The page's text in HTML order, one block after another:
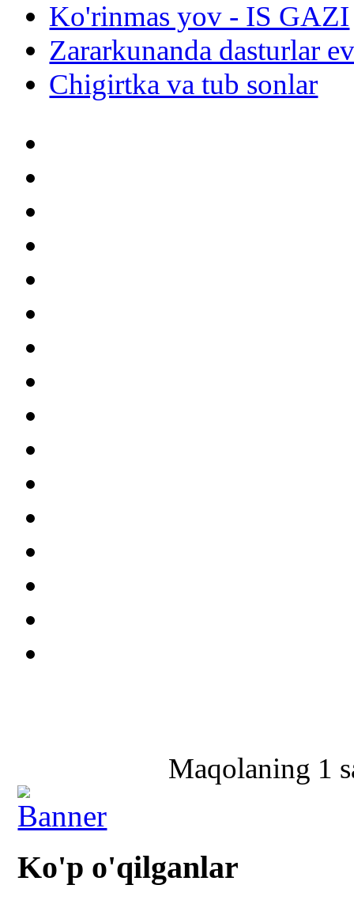
Ko'rinmas yov - IS GAZI
Zararkunanda dasturlar
Chigirtka va tub sonlar
Maqolaning 1
Ko'p o'qilganlar